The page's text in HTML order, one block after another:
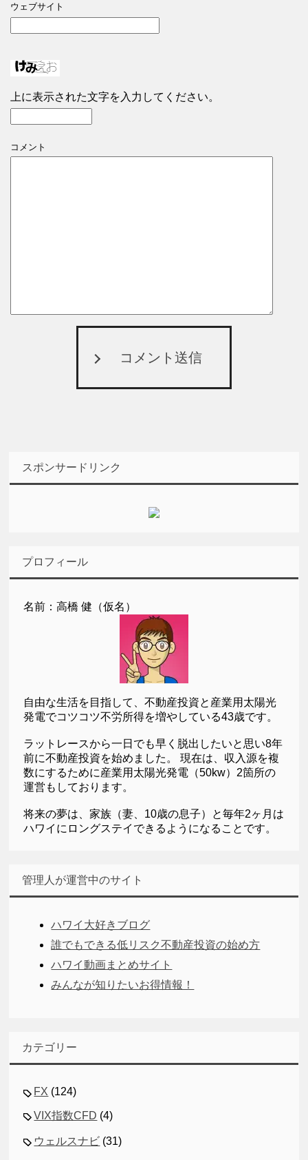
ウェブサイト
上に表示された文字を入力してください。
コメント
コメント送信
スポンサードリンク
プロフィール
名前：高橋 健（仮名）
自由な生活を目指して、不動産投資と産業用太陽光
発電でコツコツ不労所得を増やしている43歳です。
ラットレースから一日でも早く脱出したいと思い8年
前に不動産投資を始めました。 現在は、収入源を複
数にするために産業用太陽光発電（50kw）2箇所の
運営もしております。
将来の夢は、家族（妻、10歳の息子）と毎年2ヶ月は
ハワイにロングステイできるようになることです。
管理人が運営中のサイト
ハワイ大好きブログ
誰でもできる低リスク不動産投資の始め方
ハワイ動画まとめサイト
みんなが知りたいお得情報！
カテゴリー
FX (124)
VIX指数CFD (4)
ウェルスナビ (31)